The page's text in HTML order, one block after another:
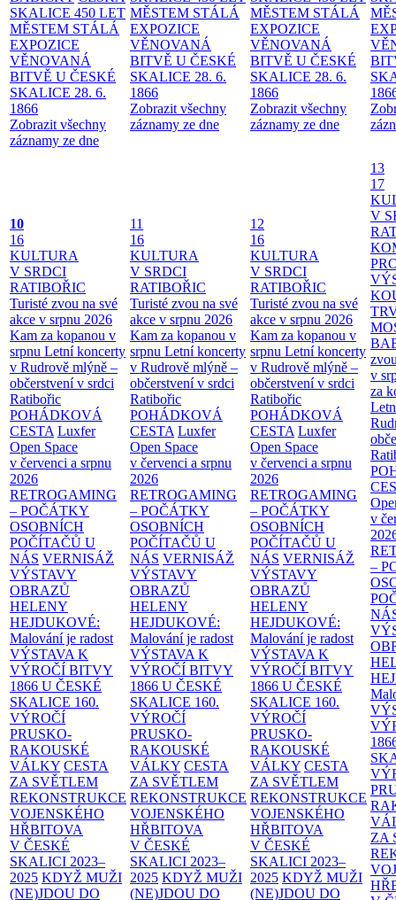
SKALICE 450 LET
MĚSTEM STÁLÁ
EXPOZICE
VĚNOVANÁ
BITVĚ U ČESKÉ
SKALICE 28. 6.
1866
Zobrazit všechny
záznamy ze dne
MĚSTEM STÁLÁ
EXPOZICE
VĚNOVANÁ
BITVĚ U ČESKÉ
SKALICE 28. 6.
1866
Zobrazit všechny
záznamy ze dne
MĚSTEM STÁLÁ
EXPOZICE
VĚNOVANÁ
BITVĚ U ČESKÉ
SKALICE 28. 6.
1866
Zobrazit všechny
záznamy ze dne
10
16
KULTURA
V SRDCI
RATIBOŘIC
Turisté zvou na své
akce v srpnu 2026
Kam za kopanou v
srpnu Letní koncerty
v Rudrově mlýně –
občerstvení v srdci
Ratibořic
POHÁDKOVÁ
CESTA Luxfer
Open Space
v červenci a srpnu
2026
RETROGAMING
– POČÁTKY
OSOBNÍCH
POČÍTAČŮ U
NÁS VERNISÁŽ
VÝSTAVY
OBRAZŮ
HELENY
HEJDUKOVÉ:
Malování je radost
VÝSTAVA K
VÝROČÍ BITVY
1866 U ČESKÉ
SKALICE 160.
VÝROČÍ
PRUSKO-
RAKOUSKÉ
VÁLKY CESTA
ZA SVĚTLEM
REKONSTRUKCE
VOJENSKÉHO
HŘBITOVA
V ČESKÉ
SKALICI 2023–
2025 KDYŽ MUŽI
(NE)JDOU DO
11
16
KULTURA
V SRDCI
RATIBOŘIC
Turisté zvou na své
akce v srpnu 2026
Kam za kopanou v
srpnu Letní koncerty
v Rudrově mlýně –
občerstvení v srdci
Ratibořic
POHÁDKOVÁ
CESTA Luxfer
Open Space
v červenci a srpnu
2026
RETROGAMING
– POČÁTKY
OSOBNÍCH
POČÍTAČŮ U
NÁS VERNISÁŽ
VÝSTAVY
OBRAZŮ
HELENY
HEJDUKOVÉ:
Malování je radost
VÝSTAVA K
VÝROČÍ BITVY
1866 U ČESKÉ
SKALICE 160.
VÝROČÍ
PRUSKO-
RAKOUSKÉ
VÁLKY CESTA
ZA SVĚTLEM
REKONSTRUKCE
VOJENSKÉHO
HŘBITOVA
V ČESKÉ
SKALICI 2023–
2025 KDYŽ MUŽI
(NE)JDOU DO
12
16
KULTURA
V SRDCI
RATIBOŘIC
Turisté zvou na své
akce v srpnu 2026
Kam za kopanou v
srpnu Letní koncerty
v Rudrově mlýně –
občerstvení v srdci
Ratibořic
POHÁDKOVÁ
CESTA Luxfer
Open Space
v červenci a srpnu
2026
RETROGAMING
– POČÁTKY
OSOBNÍCH
POČÍTAČŮ U
NÁS VERNISÁŽ
VÝSTAVY
OBRAZŮ
HELENY
HEJDUKOVÉ:
Malování je radost
VÝSTAVA K
VÝROČÍ BITVY
1866 U ČESKÉ
SKALICE 160.
VÝROČÍ
PRUSKO-
RAKOUSKÉ
VÁLKY CESTA
ZA SVĚTLEM
REKONSTRUKCE
VOJENSKÉHO
HŘBITOVA
V ČESKÉ
SKALICI 2023–
2025 KDYŽ MUŽI
(NE)JDOU DO
13
17
V
v
za
v
–
ZA